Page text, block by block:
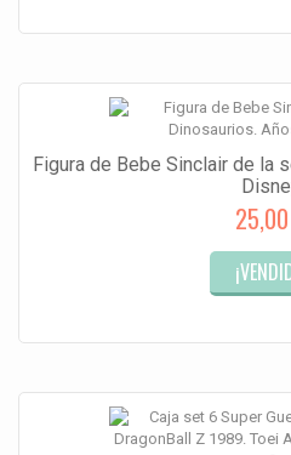
Figura de Bebe Sinclair de la